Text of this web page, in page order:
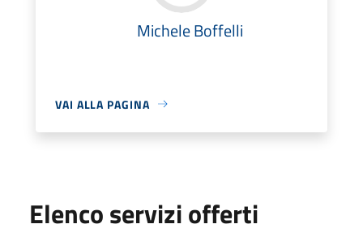
Michele Boffelli
VAI ALLA PAGINA
Elenco servizi offerti